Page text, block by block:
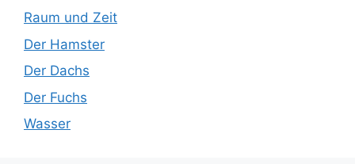
Raum und Zeit
Der Hamster
Der Dachs
Der Fuchs
Wasser